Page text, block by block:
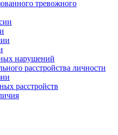
тревожного
нарушений
расстройства личности
расстройств